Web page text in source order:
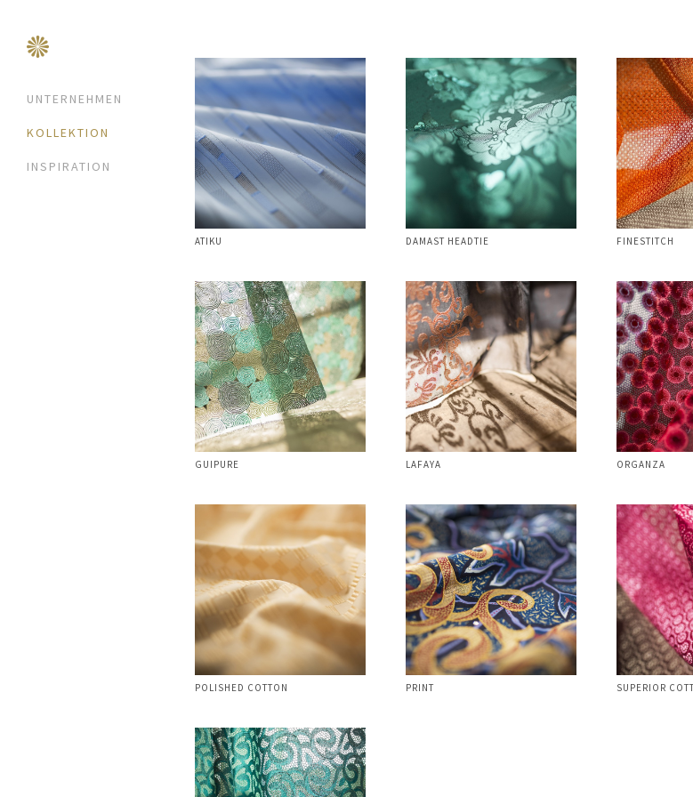
UNTERNEHMEN
KOLLEKTION
INSPIRATION
ATIKU DAMAST HEADTIE FINESTITCH
GUIPURE LAFAYA ORGANZA
POLISHED COTTON PRINT SUPERIOR